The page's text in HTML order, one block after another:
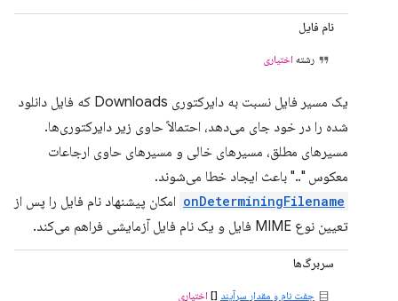
نام فایل
رشته اختیاری
یک مسیر فایل نسبت به دایرکتوری Downloads که فایل دانلود
شده را در خود جای می‌دهد، احتمالاً حاوی زیر دایرکتوری‌ها.
مسیرهای مطلق، مسیرهای خالی و مسیرهای حاوی ارجاعات
معکوس ".." باعث ایجاد خطا می‌شوند.
onDeterminingFilename امکان پیشنهاد نام فایل را پس از
تعیین نوع MIME فایل و یک نام فایل آزمایشی فراهم می‌کند.
سربرگ‌ها
جفت نام و مقدار سرآیند [] اختیاری